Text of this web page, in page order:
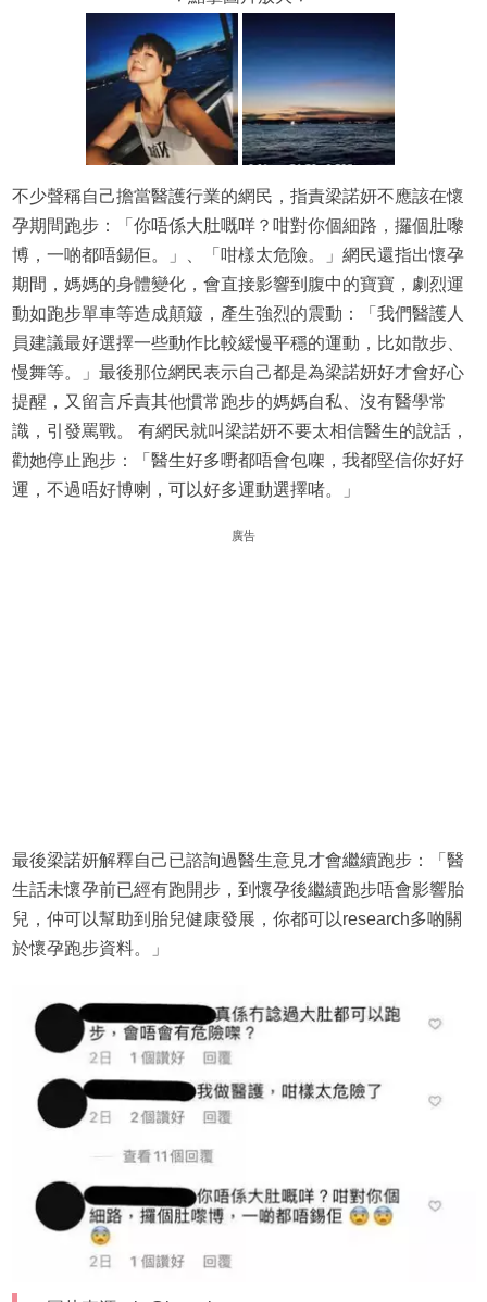
不少聲稱自己擔當醫護行業的網民，指責梁諾妍不應該在懷
孕期間跑步：「你唔係大肚嘅咩？咁對你個細路，攞個肚嚟
博，一啲都唔錫佢。」、「咁樣太危險。」網民還指出懷孕
期間，媽媽的身體變化，會直接影響到腹中的寶寶，劇烈運
動如跑步單車等造成顛簸，產生強烈的震動：「我們醫護人
員建議最好選擇一些動作比較緩慢平穩的運動，比如散步、
慢舞等。」最後那位網民表示自己都是為梁諾妍好才會好心
提醒，又留言斥責其他慣常跑步的媽媽自私、沒有醫學常
識，引發罵戰。 有網民就叫梁諾妍不要太相信醫生的說話，
勸她停止跑步：「醫生好多嘢都唔會包㗎，我都堅信你好好
運，不過唔好博喇，可以好多運動選擇啫。」
廣告
最後梁諾妍解釋自己已諮詢過醫生意見才會繼續跑步：「醫
生話未懷孕前已經有跑開步，到懷孕後繼續跑步唔會影響胎
兒，仲可以幫助到胎兒健康發展，你都可以research多啲關
於懷孕跑步資料。」